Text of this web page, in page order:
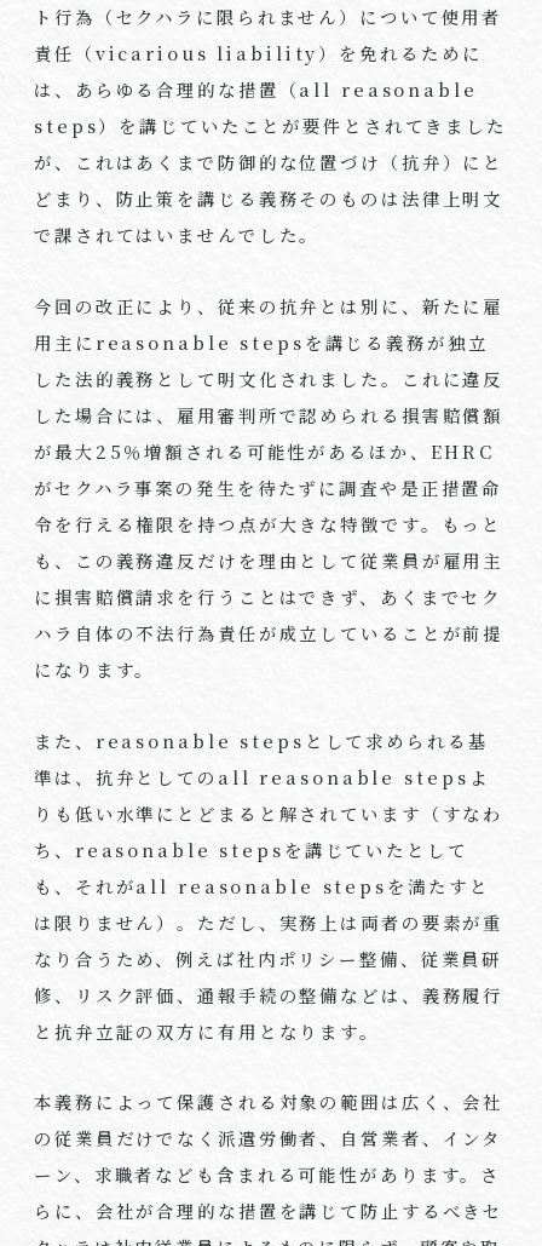
ト行為（セクハラに限られません）について使用者
責任（vicarious liability）を免れるために
は、あらゆる合理的な措置（all reasonable
steps）を講じていたことが要件とされてきました
が、これはあくまで防御的な位置づけ（抗弁）にと
どまり、防止策を講じる義務そのものは法律上明文
で課されてはいませんでした。
今回の改正により、従来の抗弁とは別に、新たに雇
用主にreasonable stepsを講じる義務が独立
した法的義務として明文化されました。これに違反
した場合には、雇用審判所で認められる損害賠償額
が最大25％増額される可能性があるほか、EHRC
がセクハラ事案の発生を待たずに調査や是正措置命
令を行える権限を持つ点が大きな特徴です。もっと
も、この義務違反だけを理由として従業員が雇用主
に損害賠償請求を行うことはできず、あくまでセク
ハラ自体の不法行為責任が成立していることが前提
になります。
また、reasonable stepsとして求められる基
準は、抗弁としてのall reasonable stepsよ
りも低い水準にとどまると解されています（すなわ
ち、reasonable stepsを講じていたとして
も、それがall reasonable stepsを満たすと
は限りません）。ただし、実務上は両者の要素が重
なり合うため、例えば社内ポリシー整備、従業員研
修、リスク評価、通報手続の整備などは、義務履行
と抗弁立証の双方に有用となります。
本義務によって保護される対象の範囲は広く、会社
の従業員だけでなく派遣労働者、自営業者、インタ
ーン、求職者なども含まれる可能性があります。さ
らに、会社が合理的な措置を講じて防止するべきセ